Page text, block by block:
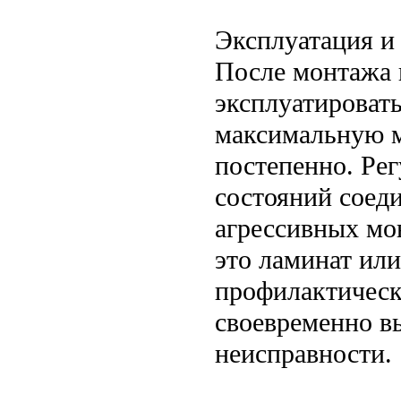
Эксплуатация и
После монтажа
максимальную
постепенно.
состояний
агрессивных
это ламинат
своевременно
неисправности.